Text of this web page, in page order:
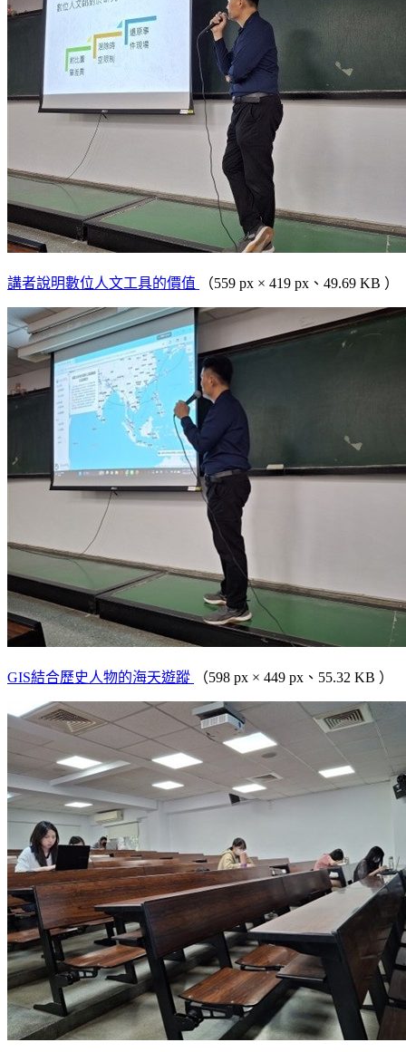
講者說明數位人文工具的價值 （559 px × 419 px、49.69 KB ）
GIS結合歷史人物的海天遊蹤 （598 px × 449 px、55.32 KB ）